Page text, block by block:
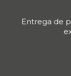
Entrega de